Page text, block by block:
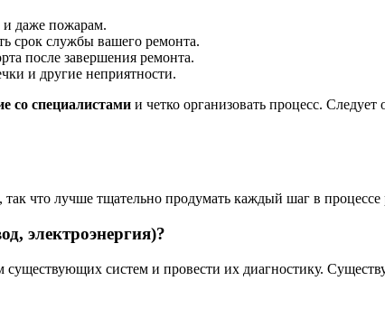
и даже пожарам.
срок службы вашего ремонта.
после завершения ремонта.
и другие неприятности.
со специалистами и четко организовать процесс.
что лучше тщательно продумать каждый шаг в процессе
электроэнергия)?
систем и провести их диагностику.